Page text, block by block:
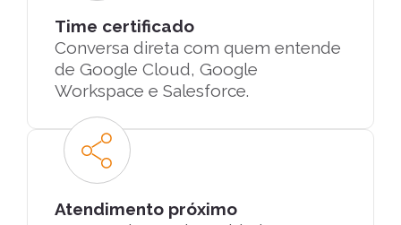
Time certificado
Conversa direta com quem entende
de Google Cloud, Google
Workspace e Salesforce.
Atendimento próximo